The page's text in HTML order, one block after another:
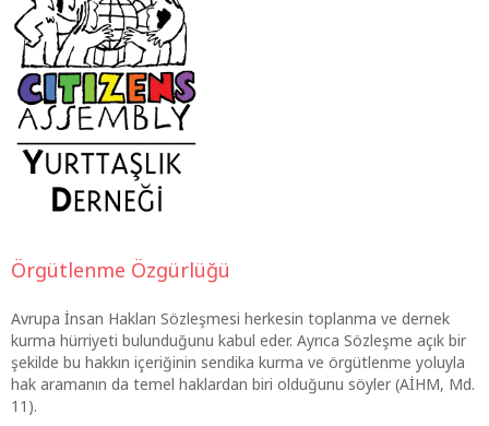
Örgütlenme Özgürlüğü
Avrupa İnsan Hakları Sözleşmesi herkesin toplanma ve dernek
kurma hürriyeti bulunduğunu kabul eder. Ayrıca Sözleşme açık bir
şekilde bu hakkın içeriğinin sendika kurma ve örgütlenme yoluyla
hak aramanın da temel haklardan biri olduğunu söyler (AİHM, Md.
11).